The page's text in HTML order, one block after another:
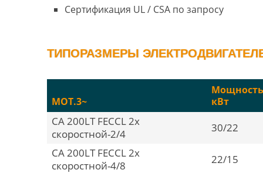
Сертификация UL / CSA по запросу
ТИПОРАЗМЕРЫ
MOT.3~
кВт
CA 200LT FECCL 2х
скоростной-2/4
30/22
CA 200LT FECCL 2х
скоростной-4/8
22/15